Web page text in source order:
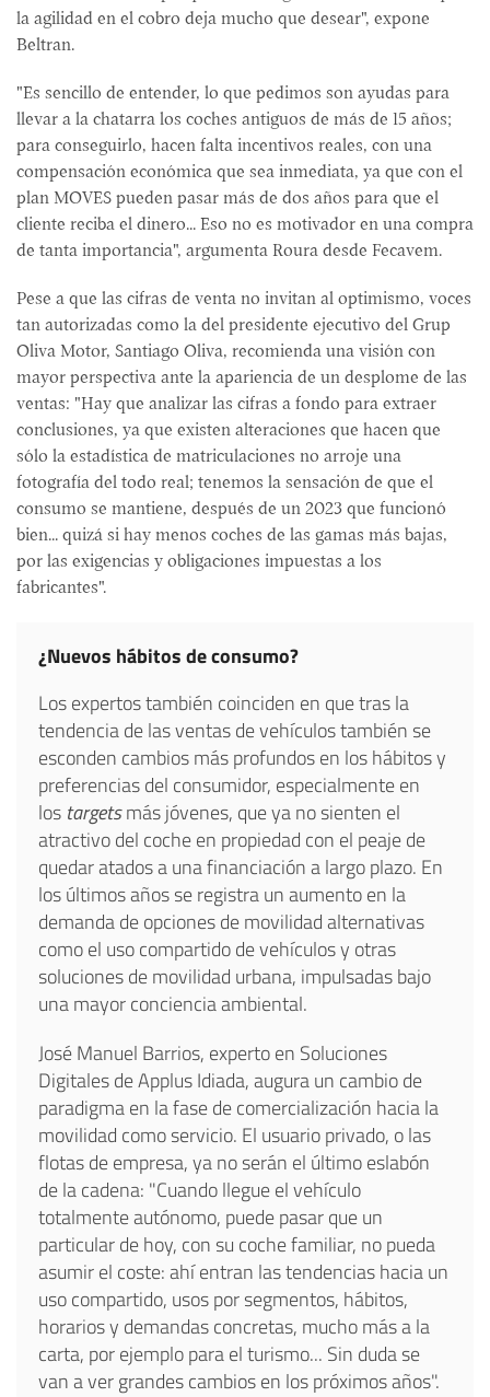
la agilidad en el cobro deja mucho que desear", expone
Beltran.
"Es sencillo de entender, lo que pedimos son ayudas para
llevar a la chatarra los coches antiguos de más de 15 años;
para conseguirlo, hacen falta incentivos reales, con una
compensación económica que sea inmediata, ya que con el
plan MOVES pueden pasar más de dos años para que el
cliente reciba el dinero... Eso no es motivador en una compra
de tanta importancia", argumenta Roura desde Fecavem.
Pese a que las cifras de venta no invitan al optimismo, voces
tan autorizadas como la del presidente ejecutivo del Grup
Oliva Motor, Santiago Oliva, recomienda una visión con
mayor perspectiva ante la apariencia de un desplome de las
ventas: "Hay que analizar las cifras a fondo para extraer
conclusiones, ya que existen alteraciones que hacen que
sólo la estadística de matriculaciones no arroje una
fotografía del todo real; tenemos la sensación de que el
consumo se mantiene, después de un 2023 que funcionó
bien... quizá si hay menos coches de las gamas más bajas,
por las exigencias y obligaciones impuestas a los
fabricantes".
¿Nuevos hábitos de consumo?
Los expertos también coinciden en que tras la
tendencia de las ventas de vehículos también se
esconden cambios más profundos en los hábitos y
preferencias del consumidor, especialmente en
los targetsmás jóvenes, que ya no sienten el
atractivo del coche en propiedad con el peaje de
quedar atados a una financiación a largo plazo. En
los últimos años se registra un aumento en la
demanda de opciones de movilidad alternativas
como el uso compartido de vehículos y otras
soluciones de movilidad urbana, impulsadas bajo
una mayor conciencia ambiental.
José Manuel Barrios, experto en Soluciones
Digitales de Applus Idiada, augura un cambio de
paradigma en la fase de comercialización hacia la
movilidad como servicio. El usuario privado, o las
flotas de empresa, ya no serán el último eslabón
de la cadena: "Cuando llegue el vehículo
totalmente autónomo, puede pasar que un
particular de hoy, con su coche familiar, no pueda
asumir el coste: ahí entran las tendencias hacia un
uso compartido, usos por segmentos, hábitos,
horarios y demandas concretas, mucho más a la
carta, por ejemplo para el turismo... Sin duda se
van a ver grandes cambios en los próximos años".